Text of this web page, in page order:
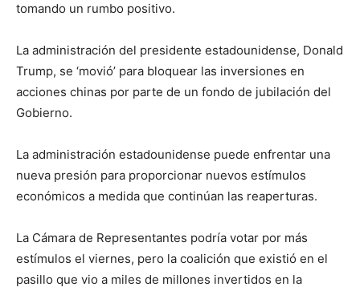
tomando un rumbo positivo.
La administración del presidente estadounidense, Donald
Trump, se ‘movió’ para bloquear las inversiones en
acciones chinas por parte de un fondo de jubilación del
Gobierno.
La administración estadounidense puede enfrentar una
nueva presión para proporcionar nuevos estímulos
económicos a medida que continúan las reaperturas.
La Cámara de Representantes podría votar por más
estímulos el viernes, pero la coalición que existió en el
pasillo que vio a miles de millones invertidos en la